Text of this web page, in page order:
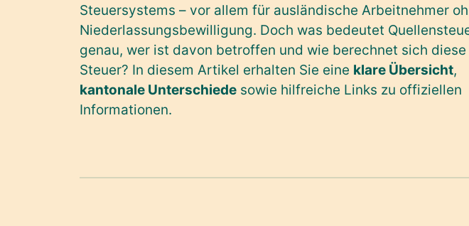
Steuersystems – vor allem für ausländische Arbeitnehmer
Niederlassungsbewilligung. Doch was bedeutet
genau, wer ist davon betroffen und wie berechnet sich diese
Steuer? In diesem Artikel erhalten Sie eine klare Übersicht,
kantonale Unterschiede sowie hilfreiche Links zu offiziellen
Informationen.